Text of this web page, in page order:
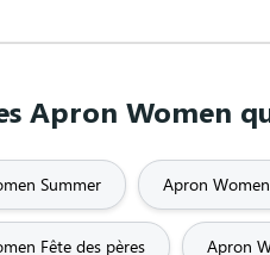
Apron Women
Summer Apron
Fête des pères Apron